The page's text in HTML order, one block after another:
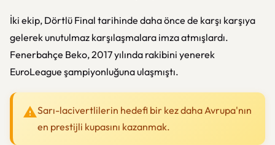
İki ekip, Dörtlü Final tarihinde daha önce de karşı karşıya
gelerek unutulmaz karşılaşmalara imza atmışlardı.
Fenerbahçe Beko, 2017 yılında rakibini yenerek
EuroLeague şampiyonluğuna ulaşmıştı.
Sarı-lacivertlilerin hedefi bir kez daha Avrupa'nın
en prestijli kupasını kazanmak.